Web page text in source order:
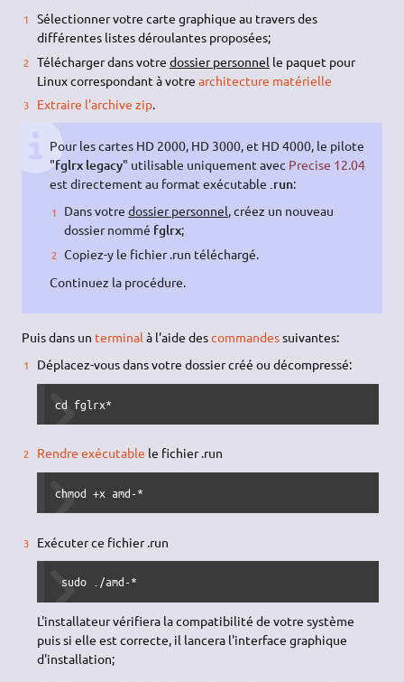
Sélectionner votre carte graphique au travers des
différentes listes déroulantes proposées;
Télécharger dans votre dossier personnel le paquet pour
Linux correspondant à votre architecture matérielle
Extraire l'archive zip.
Pour les cartes HD 2000, HD 3000, et HD 4000, le pilote
"fglrx legacy" utilisable uniquement avec Precise 12.04
est directement au format exécutable .run:
Dans votredossier personnel, créez un nouveau
dossier nommé fglrx;
Copiez-y le fichier .run téléchargé.
Continuez la procédure.
Puis dans un terminal à l'aide descommandessuivantes:
Déplacez-vous dans votre dossier créé ou décompressé:
cd fglrx*
Rendre exécutable le fichier .run
chmod +x amd-*
Exécuter ce fichier .run
sudo ./amd-*
L'installateur vérifiera la compatibilité de votre système
puis si elle est correcte, il lancera l'interface graphique
d'installation;